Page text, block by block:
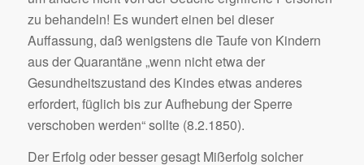
zu behandeln! Es wundert einen bei dieser
Auffassung, daß wenigstens die Taufe von Kindern
aus der Quarantäne „wenn nicht etwa der
Gesundheitszustand des Kindes etwas anderes
erfordert, füglich bis zur Aufhebung der Sperre
verschoben werden“ sollte (8.2.1850).
Der Erfolg oder besser gesagt Mißerfolg solcher